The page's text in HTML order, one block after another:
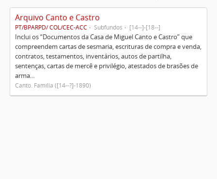
Arquivo Canto e Castro
PT/BPARPD/ COL/CEC-ACC Subfundos [14--]-[18--]
Inclui os “Documentos da Casa de Miguel Canto e Castro” que
compreendem cartas de sesmaria, escrituras de compra e venda,
contratos, testamentos, inventários, autos de partilha,
sentenças, cartas de mercê e privilégio, atestados de brasões de
arma...
Canto. Família ([14--?]-1890)